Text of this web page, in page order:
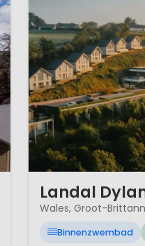
Wales, Groot-
Binnenzwembad